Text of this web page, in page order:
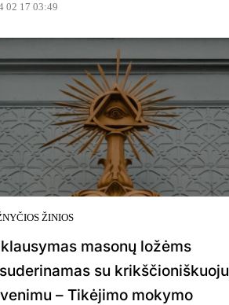
02 17 03:49
ŽINIOS
masonų ložėms
su krikščioniškuoju
– Tikėjimo mokymo